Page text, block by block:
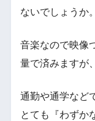
ないでしょうか。
音楽なので映像
量で済みますが、
通勤や通学など
とても『わずか